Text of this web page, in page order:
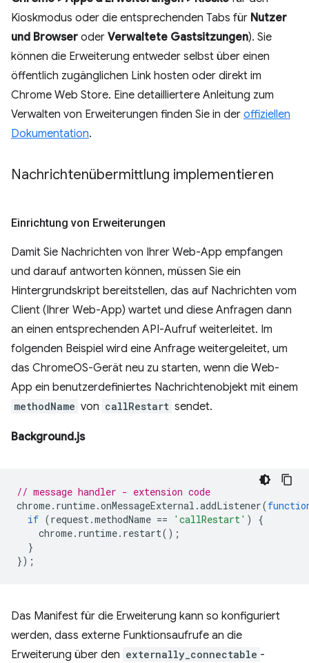
Kioskmodus oder die entsprechenden Tabs für Nutzer
und Browser oder Verwaltete Gastsitzungen). Sie
können die Erweiterung entweder selbst über einen
öffentlich zugänglichen Link hosten oder direkt im
Chrome Web Store. Eine detailliertere Anleitung zum
Verwalten von Erweiterungen finden Sie in der offiziellen
Dokumentation.
Nachrichtenübermittlung implementieren
Einrichtung von Erweiterungen
Damit Sie Nachrichten von Ihrer Web-App empfangen
und darauf antworten können, müssen Sie ein
Hintergrundskript bereitstellen, das auf Nachrichten vom
Client (Ihrer Web-App) wartet und diese Anfragen dann
an einen entsprechenden API-Aufruf weiterleitet. Im
folgenden Beispiel wird eine Anfrage weitergeleitet, um
das ChromeOS-Gerät neu zu starten, wenn die Web-
App ein benutzerdefiniertes Nachrichtenobjekt mit einem
methodName von callRestart sendet.
Background.js
// message handler - extension code
chrome. runtime.onMessageExternal .addListener(
if (request.methodName == 'callRestart' )
{
chrome. runtime. restart();
}
});
Das Manifest für die Erweiterung kann so konfiguriert
werden, dass externe Funktionsaufrufe an die
Erweiterung über den externally_connectable⁠⁠ -